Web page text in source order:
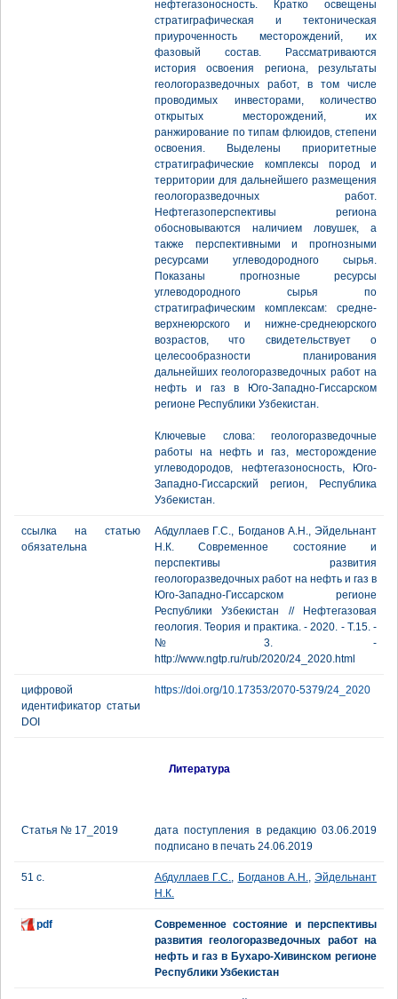
нефтегазоносность. Кратко освещены
стратиграфическая и тектоническая
приуроченность месторождений, их
фазовый состав. Рассматриваются
история освоения региона, результаты
геологоразведочных работ, в том числе
проводимых инвесторами, количество
открытых месторождений, их
ранжирование по типам флюидов, степени
освоения. Выделены приоритетные
стратиграфические комплексы пород и
территории для дальнейшего размещения
геологоразведочных работ.
Нефтегазоперспективы региона
обосновываются наличием ловушек, а
также перспективными и прогнозными
ресурсами углеводородного сырья.
Показаны прогнозные ресурсы
углеводородного сырья по
стратиграфическим комплексам: средне-
верхнеюрского и нижне-среднеюрского
возрастов, что свидетельствует о
целесообразности планирования
дальнейших геологоразведочных работ на
нефть и газ в Юго-Западно-Гиссарском
регионе Республики Узбекистан.
Ключевые слова: геологоразведочные
работы на нефть и газ, месторождение
углеводородов, нефтегазоносность, Юго-
Западно-Гиссарский регион, Республикa
Узбекистан.
ссылка на статью
обязательна
Абдуллаев Г.С., Богданов А.Н., Эйдельнант
Н.К. Современное состояние и
перспективы развития
геологоразведочных работ на нефть и газ в
Юго-Западно-Гиссарском регионе
Республики Узбекистан // Нефтегазовая
геология. Теория и практика. - 2020. - Т.15. -
№3. -
http://www.ngtp.ru/rub/2020/24_2020.html
цифровой
идентификатор статьи
DOI
https://doi.org/10.17353/2070-5379/24_2020
Литература
Статья № 17_2019
дата поступления в редакцию 03.06.2019
подписано в печать 24.06.2019
51 с. Абдуллаев Г.С., Богданов А.Н., Эйдельнант
Н.К.
pdf
Современное состояние и перспективы
развития геологоразведочных работ на
нефть и газ в Бухаро-Хивинском регионе
Республики Узбекистан